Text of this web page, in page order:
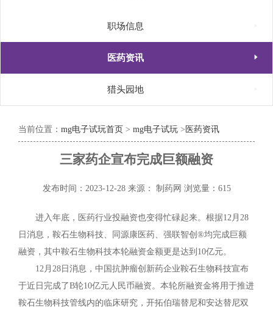
职场信息
医药资讯 
猎头园地
当前位置： mg电子试玩首页 > mg电子试玩 > 医药资讯
三家药企宣布完成巨额融资
发布时间：2023-12-28 来源： 制药网 浏览量：615
进入年底，医药行业投融资也变得忙碌起来。根据12月28
日消息，鞍石生物科技、同源康医药、强联智创®均完成巨额
融资，其中鞍石生物科技本轮融资金额更是达到10亿元。
12月28日消息，中国抗肿瘤创新药企业鞍石生物科技宣布
于近日完成了B轮10亿元人民币融资。本轮所融资金将用于推进
鞍石生物科技管线内的临床研究，开拓伯瑞替尼和安达替尼双